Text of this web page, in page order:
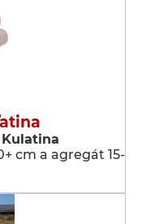
cm a agregát 15-